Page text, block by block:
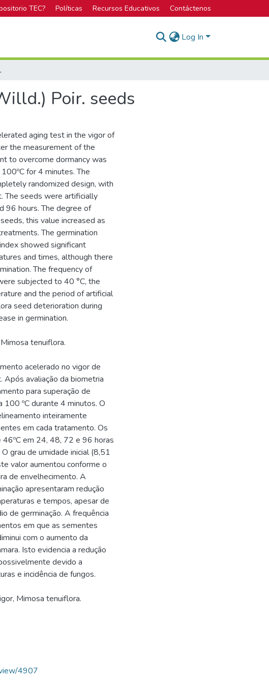
TEC? Políticas Recursos Educativos Contáctenos
Log In
seeds
Poir. seeds
aging test in the vigor of
the measurement of the
to overcome dormancy was
for 4 minutes. The
randomized design, with
The seeds were artificially
96 hours. The degree of
this value increased as
The germination
showed significant
and times, although there
The frequency of
subjected to 40 °C, the
and the period of artificial
seed deterioration during
in germination.
tenuiflora.
acelerado no vigor de
avaliação da biometria
para superação de
100 ºC durante 4 minutos. O
inteiramente
em cada tratamento. Os
46ºC em 24, 48, 72 e 96 horas
grau de umidade inicial (8,51
valor aumentou conforme o
de envelhecimento. A
apresentaram redução
e tempos, apesar de
de germinação. A frequência
em que as sementes
com o aumento da
Isto evidencia a redução
devido a
e incidência de fungos.
Mimosa tenuiflora.
4907